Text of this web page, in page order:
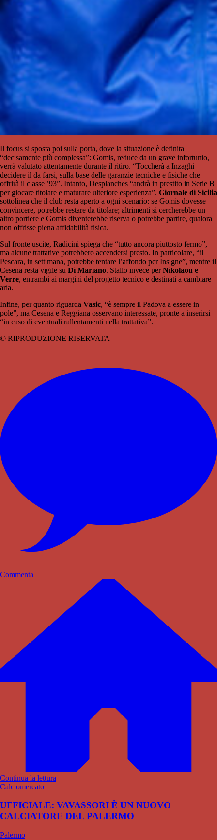
Il focus si sposta poi sulla porta, dove la situazione è definita
“decisamente più complessa”: Gomis, reduce da un grave infortunio,
verrà valutato attentamente durante il ritiro. “Toccherà a Inzaghi
decidere il da farsi, sulla base delle garanzie tecniche e fisiche che
offrirà il classe ’93”. Intanto, Desplanches “andrà in prestito in Serie B
per giocare titolare e maturare ulteriore esperienza”. Giornale di Sicilia
sottolinea che il club resta aperto a ogni scenario: se Gomis dovesse
convincere, potrebbe restare da titolare; altrimenti si cercherebbe un
altro portiere e Gomis diventerebbe riserva o potrebbe partire, qualora
non offrisse piena affidabilità fisica.
Sul fronte uscite, Radicini spiega che “tutto ancora piuttosto fermo”,
ma alcune trattative potrebbero accendersi presto. In particolare, “il
Pescara, in settimana, potrebbe tentare l’affondo per Insigne”, mentre il
Cesena resta vigile su Di Mariano. Stallo invece perNikolaou e
Verre, entrambi ai margini del progetto tecnico e destinati a cambiare
aria.
Infine, per quanto riguarda Vasic, “è sempre il Padova a essere in
pole”, ma Cesena e Reggiana osservano interessate, pronte a inserirsi
“in caso di eventuali rallentamenti nella trattativa”.
© RIPRODUZIONE RISERVATA
Commenta
Continua la lettura
Calciomercato
UFFICIALE: VAVASSORI È UN NUOVO
CALCIATORE DEL PALERMO
Palermo